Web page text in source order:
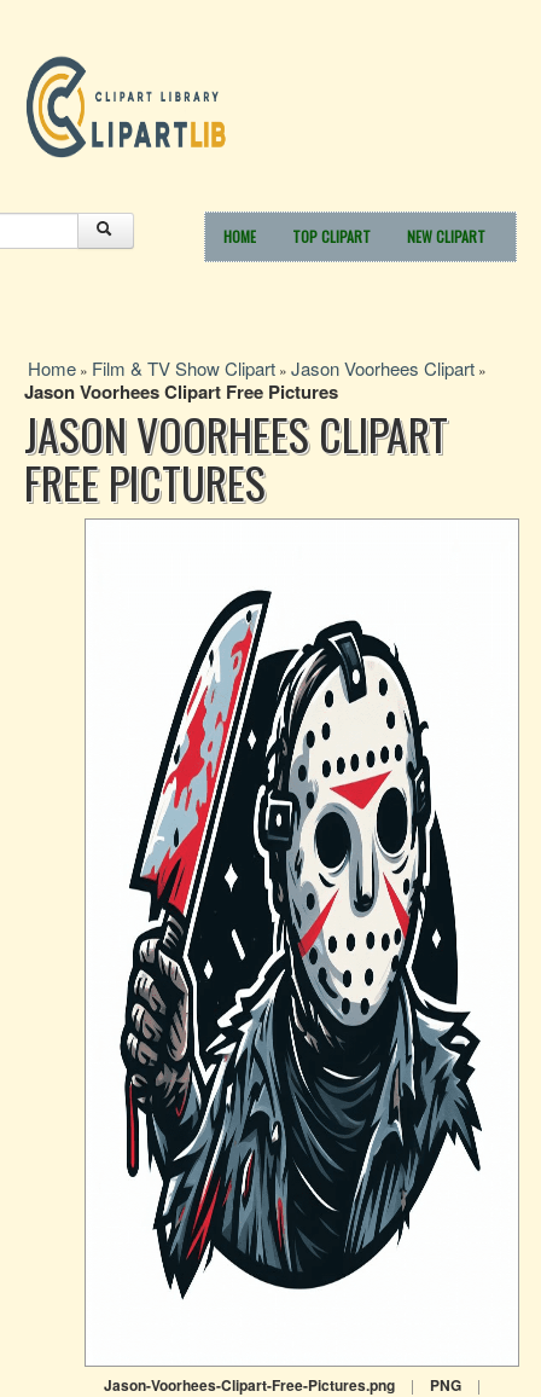
HOME TOP CLIPART NEW CLIPART
Home » Film & TV Show Clipart » Jason Voorhees Clipart »
Jason Voorhees Clipart Free Pictures
JASON VOORHEES CLIPART
FREE PICTURES
Jason-Voorhees-Clipart-Free-Pictures.png | PNG |